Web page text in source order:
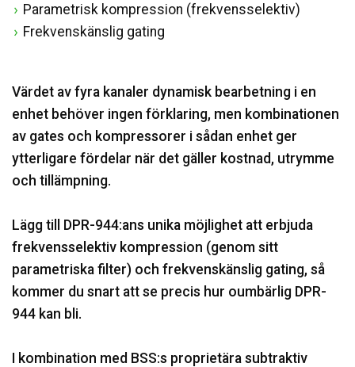
Parametrisk kompression (frekvensselektiv)
Frekvenskänslig gating
Värdet av fyra kanaler dynamisk bearbetning i en
enhet behöver ingen förklaring, men kombinationen
av gates och kompressorer i sådan enhet ger
ytterligare fördelar när det gäller kostnad, utrymme
och tillämpning.
Lägg till DPR-944:ans unika möjlighet att erbjuda
frekvensselektiv kompression (genom sitt
parametriska filter) och frekvenskänslig gating, så
kommer du snart att se precis hur oumbärlig DPR-
944 kan bli.
I kombination med BSS:s proprietära subtraktiv